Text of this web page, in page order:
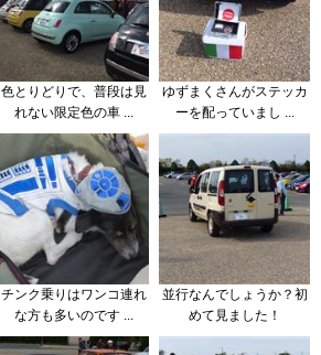
色とりどりで、普段は見
れない限定色の車 ...
ゆずまくさんがステッカ
ーを配っていまし ...
チンク乗りはワンコ連れ
な方も多いのです ...
並行なんでしょうか？初
めて見ました！